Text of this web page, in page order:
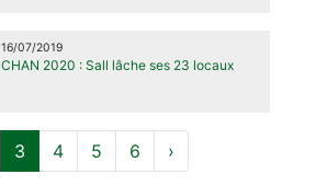
16/07/2019
CHAN 2020 : Sall lâche ses 23 locaux
3 4 5 6 ›